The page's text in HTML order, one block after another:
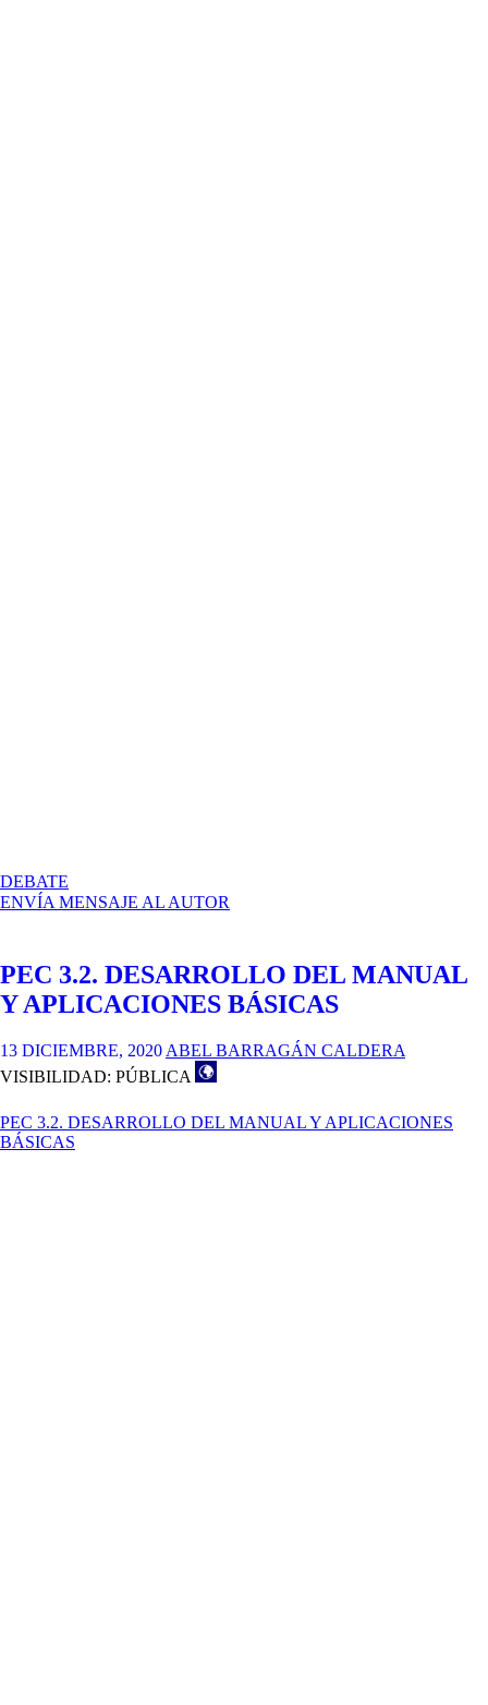
DEBATE
ENVÍA MENSAJE AL AUTOR
PEC 3.2. DESARROLLO DEL MANUAL
Y APLICACIONES BÁSICAS
13 DICIEMBRE, 2020 ABEL BARRAGÁN CALDERA
VISIBILIDAD: PÚBLICA
PEC 3.2. DESARROLLO DEL MANUAL Y APLICACIONES
BÁSICAS